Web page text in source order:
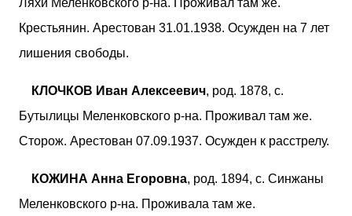
Крестьянин. Арестован 31.01.1938. Осужден на 7 лет
лишения свободы.
КЛОЧКОВ Иван Алексеевич, род. 1878, с.
Бутылицы Меленковского р-на. Проживал там же.
Сторож. Арестован 07.09.1937. Осужден к расстрелу.
КОЖИНА Анна Егоровна, род. 1894, с. Синжаны
Меленковского р-на. Проживала там же.